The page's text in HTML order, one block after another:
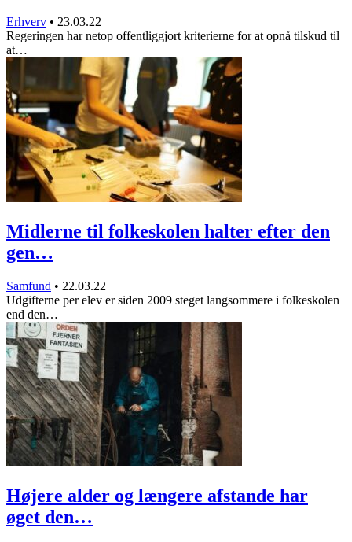
Erhverv • 23.03.22
Regeringen har netop offentliggjort kriterierne for at opnå tilskud til
at…
Midlerne til folkeskolen halter efter den
gen…
Samfund • 22.03.22
Udgifterne per elev er siden 2009 steget langsommere i folkeskolen
end den…
Højere alder og længere afstande har
øget den…